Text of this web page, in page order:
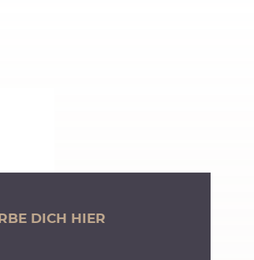
DICH HIER